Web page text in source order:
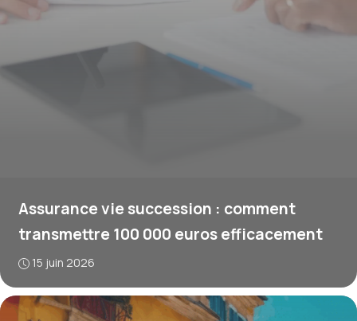
Assurance vie succession : comment
transmettre 100 000 euros efficacement
15 juin 2026